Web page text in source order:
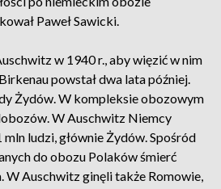
Paweł Sawicki.
w 1940 r., aby więzić w nim
powstał dwa lata później.
Żydów. W kompleksie obozowym
W Auschwitz Niemcy
mln ludzi, głównie Żydów. Spośród
do obozu Polaków śmierć
W Auschwitz ginęli także Romowie,